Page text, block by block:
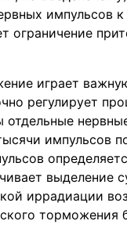
импульсов
ограничение
играет
регулирует
отдельные
импульсов
выделение
иррадиации
торможения